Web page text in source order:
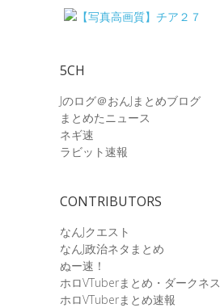
5CH
Jのログ＠おんJまとめブログ
まとめたニュース
ネギ速
ラビット速報
CONTRIBUTORS
なんJクエスト
なんJ政治ネタまとめ
ぬー速！
ホロVTuberまとめ・ダークネス
ホロVTuberまとめ速報